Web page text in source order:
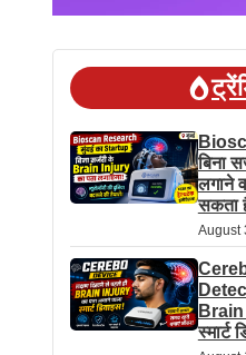
बिना
लगाने
सकता
August
Brain
स्मार्ट